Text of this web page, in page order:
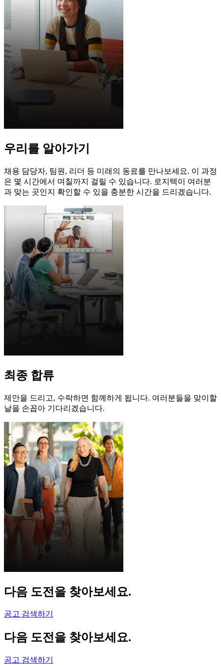
우리를 알아가기
채용 담당자, 팀원, 리더 등 미래의 동료를 만나보세요. 이 과정
은 몇 시간에서 며칠까지 걸릴 수 있습니다. 로지텍이 여러분
과 맞는 곳인지 확인할 수 있을 충분한 시간을 드리겠습니다.
최종 합류
제안을 드리고, 수락하면 함께하게 됩니다. 여러분들을 맞이할
날을 손꼽아 기다리겠습니다.
다음 도전을 찾아보세요.
공고 검색하기
다음 도전을 찾아보세요.
공고 검색하기